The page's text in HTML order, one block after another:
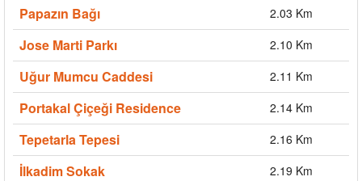
Papazın Bağı 2.03 Km
Jose Marti Parkı 2.10 Km
Uğur Mumcu Caddesi 2.11 Km
Portakal Çiçeği Residence 2.14 Km
Tepetarla Tepesi 2.16 Km
İlkadim Sokak 2.19 Km